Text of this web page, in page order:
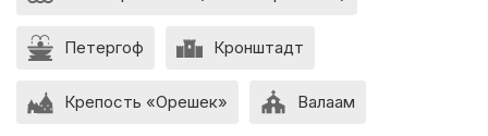
подготовку/уборку и вывоз мусора оплачивается по
тарифу 50% от стоимости.
*Стоимость актуальна до 31.05.2026.
Петергоф Кронштадт
Крепость «Орешек» Валаам